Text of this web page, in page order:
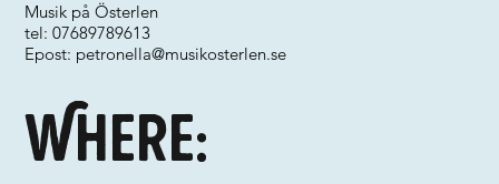
Where:
Musik på Österlen
tel: 07689789613
Epost: petronella@musikosterlen.se